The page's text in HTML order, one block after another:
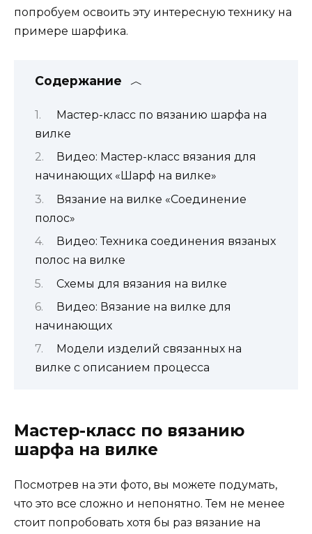
попробуем освоить эту интересную технику на
примере шарфика.
Содержание
Мастер-класс по вязанию шарфа на
вилке
Видео: Мастер-класс вязания для
начинающих «Шарф на вилке»
Вязание на вилке «Соединение
полос»
Видео: Техника соединения вязаных
полос на вилке
Схемы для вязания на вилке
Видео: Вязание на вилке для
начинающих
Модели изделий связанных на
вилке с описанием процесса
Мастер-класс по вязанию
шарфа на вилке
Посмотрев на эти фото, вы можете подумать,
что это все сложно и непонятно. Тем не менее
стоит попробовать хотя бы раз вязание на